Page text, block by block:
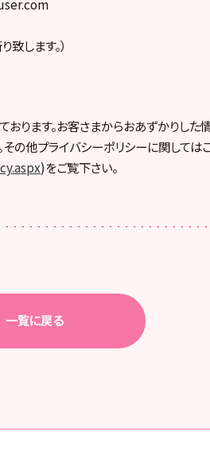
します。）
ります。お客さまからおあずかりした
の他プライバシーポリシーに関しては
)をご覧下さい。
一覧に戻る